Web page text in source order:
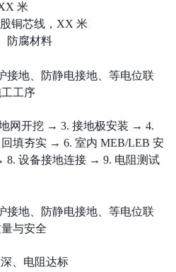
米
股铜芯线，XX 米
防腐材料
接地、防静电接地、等电位联
工序
网开挖 → 3. 接地极安装 → 4.
填夯实 → 6. 室内 MEB/LEB 安
设备接地连接 → 9. 电阻测试
接地、防静电接地、等电位联
与安全
、电阻达标